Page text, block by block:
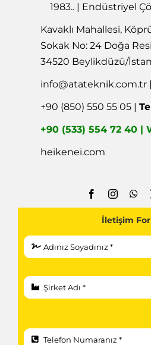
1983.. | Endüstriyel
Kavaklı Mahallesi,
Sokak No: 24 Doğa
34520 Beylikdüzü/
info@atateknik.com.tr |
+90 (850) 550 55 05 |
+90 (533) 554 72 40 |
heikenei.com
İletişim